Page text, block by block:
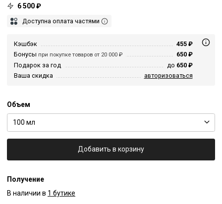
6 500 ₽
Доступна оплата частями
Кэшбэк
455 ₽
Бонусы при покупке товаров от 20 000 ₽
650 ₽
Подарок за год
до 650 ₽
Ваша скидка
авторизоваться
Объем
100 мл
Добавить в корзину
Получение
В наличии в 1 бутике